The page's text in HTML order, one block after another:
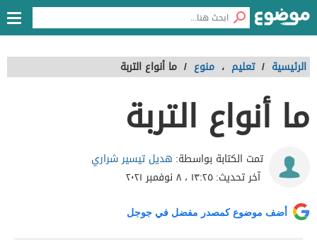
الرئيسية / تعليم ، منوع / ما أنواع التربة
ما أنواع التربة
تمت الكتابة بواسطة: هديل تيسير شراري
آخر تحديث:١٣:٢٥ ، ٨ نوفمبر ٢٠٢١
أضف موضوع كمصدر مفضل في جوجل